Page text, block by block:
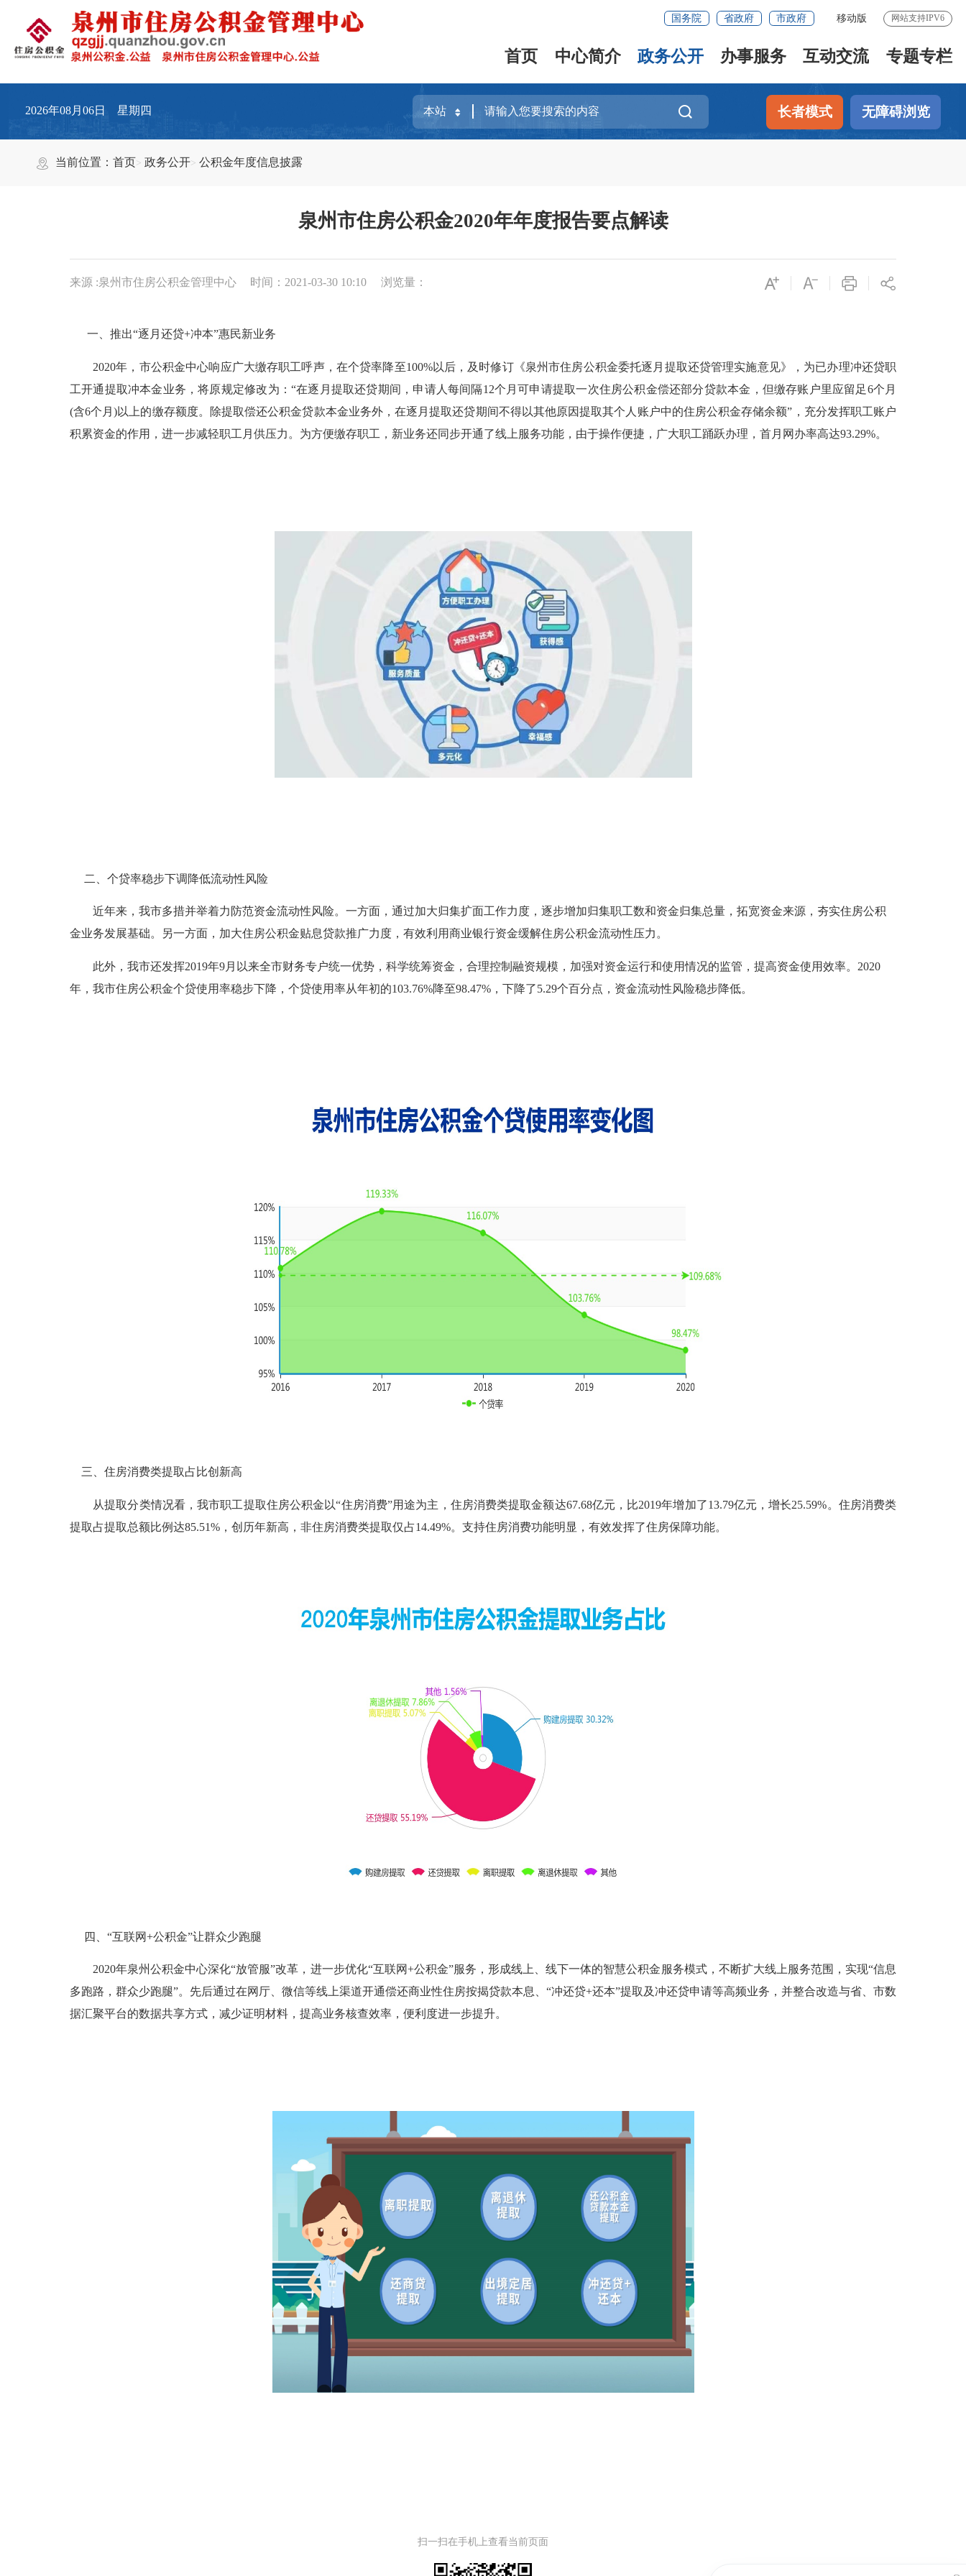
国务院 省政府 市政府 移动版 网站支持IPV6
首页 中心简介 政务公开 办事服务 互动交流 专题专栏
2026年08月06日 星期四 长者模式 无障碍浏览
当前位置：首页 政务公开 公积金年度信息披露
泉州市住房公积金2020年年度报告要点解读
来源 :泉州市住房公积金管理中心 时间：2021-03-30 10:10 浏览量：
一、推出“逐月还贷+冲本”惠民新业务
2020年，市公积金中心响应广大缴存职工呼声，在个贷率降至100%以后，及时修订《泉州市住房公积金委托逐月提取还贷管理实施意见》，为已办理冲还贷职
工开通提取冲本金业务，将原规定修改为：“在逐月提取还贷期间，申请人每间隔12个月可申请提取一次住房公积金偿还部分贷款本金，但缴存账户里应留足6个月
(含6个月)以上的缴存额度。除提取偿还公积金贷款本金业务外，在逐月提取还贷期间不得以其他原因提取其个人账户中的住房公积金存储余额”，充分发挥职工账户
积累资金的作用，进一步减轻职工月供压力。为方便缴存职工，新业务还同步开通了线上服务功能，由于操作便捷，广大职工踊跃办理，首月网办率高达93.29%。
二、个贷率稳步下调降低流动性风险
近年来，我市多措并举着力防范资金流动性风险。一方面，通过加大归集扩面工作力度，逐步增加归集职工数和资金归集总量，拓宽资金来源，夯实住房公积
金业务发展基础。另一方面，加大住房公积金贴息贷款推广力度，有效利用商业银行资金缓解住房公积金流动性压力。
此外，我市还发挥2019年9月以来全市财务专户统一优势，科学统筹资金，合理控制融资规模，加强对资金运行和使用情况的监管，提高资金使用效率。2020
年，我市住房公积金个贷使用率稳步下降，个贷使用率从年初的103.76%降至98.47%，下降了5.29个百分点，资金流动性风险稳步降低。
三、住房消费类提取占比创新高
从提取分类情况看，我市职工提取住房公积金以“住房消费”用途为主，住房消费类提取金额达67.68亿元，比2019年增加了13.79亿元，增长25.59%。住房消费类
提取占提取总额比例达85.51%，创历年新高，非住房消费类提取仅占14.49%。支持住房消费功能明显，有效发挥了住房保障功能。
四、“互联网+公积金”让群众少跑腿
2020年泉州公积金中心深化“放管服”改革，进一步优化“互联网+公积金”服务，形成线上、线下一体的智慧公积金服务模式，不断扩大线上服务范围，实现“信息
多跑路，群众少跑腿”。先后通过在网厅、微信等线上渠道开通偿还商业性住房按揭贷款本息、“冲还贷+还本”提取及冲还贷申请等高频业务，并整合改造与省、市数
据汇聚平台的数据共享方式，减少证明材料，提高业务核查效率，便利度进一步提升。
扫一扫在手机上查看当前页面